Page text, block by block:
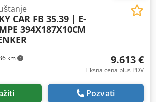
km
CAR FB 35.39 | E-
394X187X10CM
9.613 €
Fiksna cena plus PDV
Pozvati